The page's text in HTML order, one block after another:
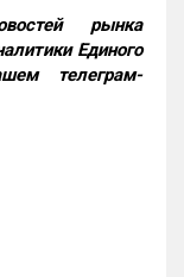
рынка
Единого
телеграм-